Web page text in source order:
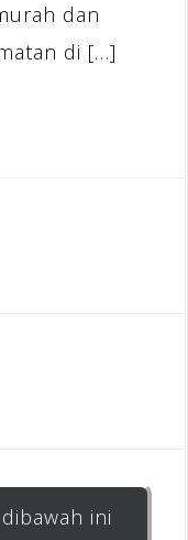
dan
di […]
ini